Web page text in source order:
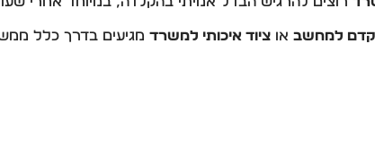
למחשב או ציוד איכותי למשרד מגיעים בדרך כלל